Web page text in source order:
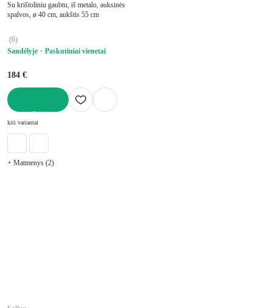
Su krištoliniu gaubtu, iš metalo, auksinės
spalvos, ø 40 cm, aukštis 55 cm
(6)
Sandėlyje
Paskutiniai vienetai
184 €
kiti variantai
+ Matmenys (2)